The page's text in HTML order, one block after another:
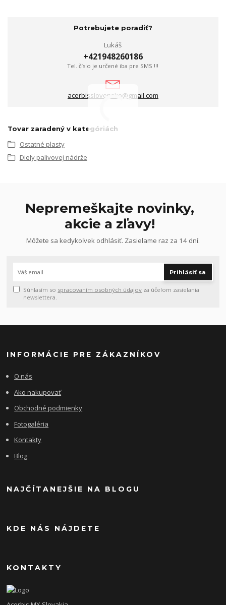
Potrebujete poradiť?
Lukáš
+421948260186
Tel. číslo je určené iba pre SMS !!!
acerbisslovensko@gmail.com
Tovar zaradený v kategóriách
Ostatné plasty
Diely palivovej nádrže
Nepremeškajte novinky,
akcie a zľavy!
Môžete sa kedykoľvek odhlásiť. Zasielame raz za 14 dní.
Prihlásiť sa
Súhlasím so spracovaním osobných údajov za účelom zasielania
newslettera.
INFORMÁCIE PRE ZÁKAZNÍKOV
O nás
Ako nakupovať
Obchodné podmienky
Fotogaléria
Kontakty
Blog
NAJČÍTANEJŠIE NA BLOGU
KDE NÁS NÁJDETE
KONTAKTY